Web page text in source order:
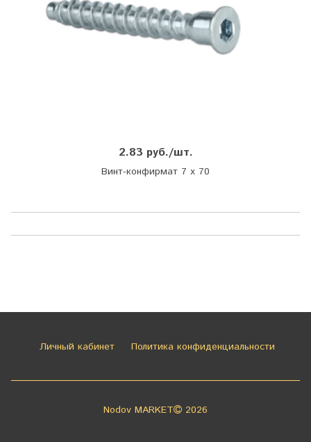
2.83 руб./шт.
Винт-конфирмат 7 х 70
Личный кабинет Политика конфиденциальности
Nodov MARKET 2026